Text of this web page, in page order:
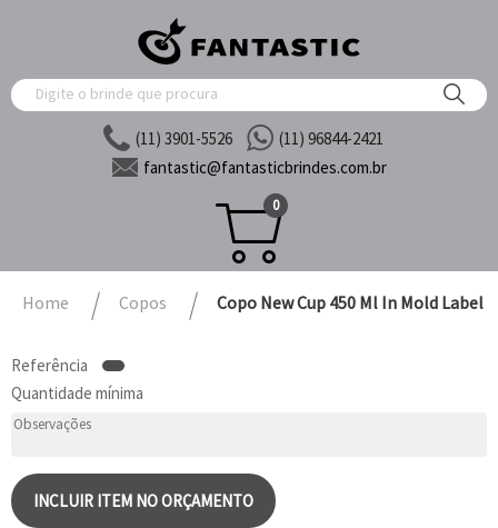
(11) 3901-5526
(11) 96844-2421
fantastic@fantasticbrindes.com.br
0
Home Copos Copo New Cup 450 Ml In Mold Label
Referência
Quantidade mínima
INCLUIR ITEM NO ORÇAMENTO